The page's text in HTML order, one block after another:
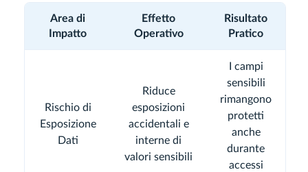
Area di
Impatto
Effetto
Operativo
Risultato
Pratico
Rischio di
Esposizione
Dati
Riduce
esposizioni
accidentali e
interne di
valori sensibili
I campi
sensibili
rimangono
protetti
anche
durante
accessi